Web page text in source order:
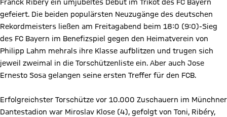
Franck Ribéry ein umjubeltes Debüt im Trikot des FC Bayern
gefeiert. Die beiden populärsten Neuzugänge des deutschen
Rekordmeisters ließen am Freitagabend beim 18:0 (9:0)-Sieg
des FC Bayern im Benefizspiel gegen den Heimatverein von
Philipp Lahm mehrals ihre Klasse aufblitzen und trugen sich
jeweil zweimal in die Torschützenliste ein. Aber auch Jose
Ernesto Sosa gelangen seine ersten Treffer für den FCB.
Erfolgreichster Torschütze vor 10.000 Zuschauern im Münchner
Dantestadion war Miroslav Klose (4), gefolgt von Toni, Ribéry,